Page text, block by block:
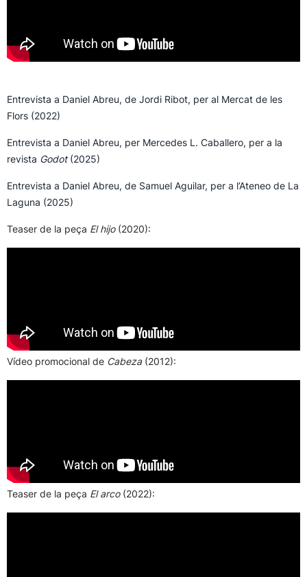
Entrevista a Daniel Abreu, de Jordi Ribot, per al Mercat de les
Flors (2022)
Entrevista a Daniel Abreu, per Mercedes L. Caballero, per a la
revista Godot(2025)
Entrevista a Daniel Abreu, de Samuel Aguilar, per a l’Ateneo de La
Laguna (2025)
Teaser de la peça El hijo(2020):
Vídeo promocional de Cabeza (2012):
Teaser de la peça El arco(2022):